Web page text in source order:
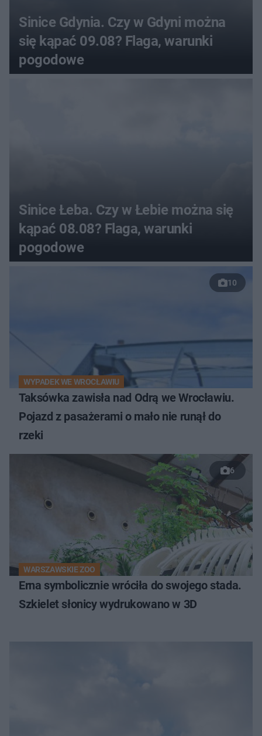
Sinice Gdynia. Czy w Gdyni można
się kąpać 09.08? Flaga, warunki
pogodowe
Sinice Łeba. Czy w Łebie można się
kąpać 08.08? Flaga, warunki
pogodowe
10
WYPADEK WE WROCŁAWIU
Taksówka zawisła nad Odrą we Wrocławiu.
Pojazd z pasażerami o mało nie runął do
rzeki
6
WARSZAWSKIE ZOO
Erna symbolicznie wróciła do swojego stada.
Szkielet słonicy wydrukowano w 3D